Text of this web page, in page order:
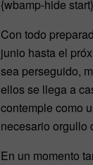
{wbamp-hide start}
Con todo
junio hasta el
sea perseguido,
ellos se llega a
contemple como
necesario orgullo
En un momento